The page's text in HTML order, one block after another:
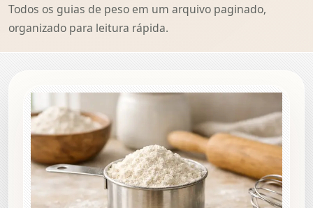
Todos os guias de peso em um arquivo paginado,
organizado para leitura rápida.